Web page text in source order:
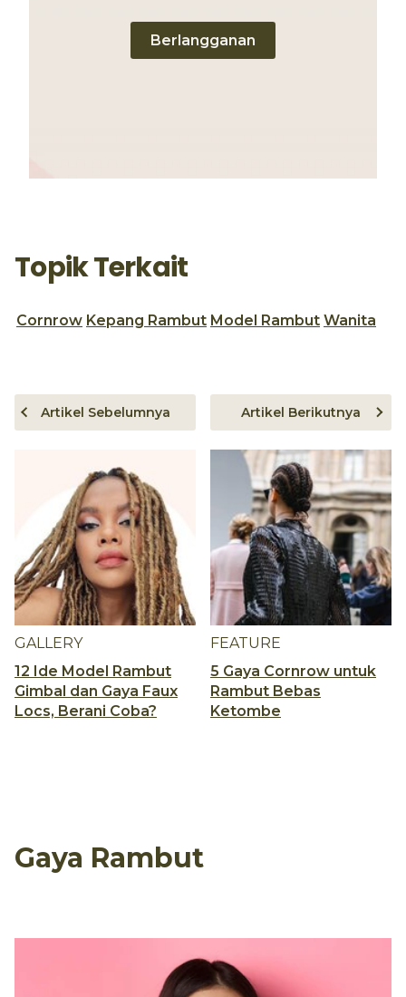
Berlangganan
Topik Terkait
Cornrow Kepang Rambut Model Rambut Wanita
GALLERY
12 Ide Model Rambut
Gimbal dan Gaya Faux
Locs, Berani Coba?
Artikel Sebelumnya
FEATURE
5 Gaya Cornrow untuk
Rambut Bebas
Ketombe
Artikel Berikutnya
Gaya Rambut